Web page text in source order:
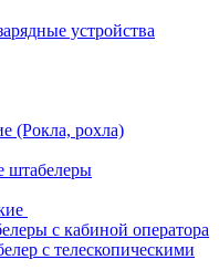
устройства
(Рокла, рохла)
штабелеры
с кабиной оператора
с телескопическими